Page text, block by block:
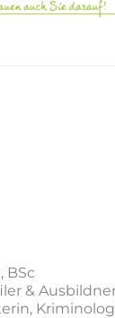
BSc
&